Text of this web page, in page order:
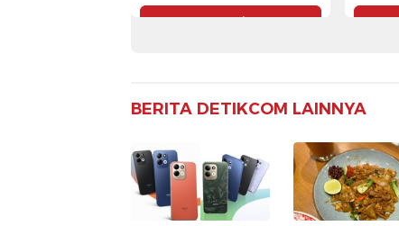
Pesan Tiket
BERITA DETIKCOM LAINNYA